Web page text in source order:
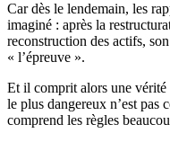
Car dès le lendemain, les
imaginé : après la
reconstruction des actifs,
« l’épreuve ».
Et il comprit alors une vérité
le plus dangereux n’est pas
comprend les règles